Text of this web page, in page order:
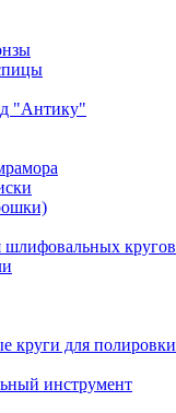
"Антику"
шлифовальных кругов
круги для полировки
инструмент